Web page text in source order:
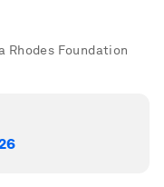
Rhodes Foundation